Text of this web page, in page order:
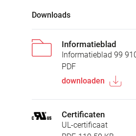
Downloads
Informatieblad
Informatieblad 99
PDF
downloaden
Certificaten
UL-certificaat